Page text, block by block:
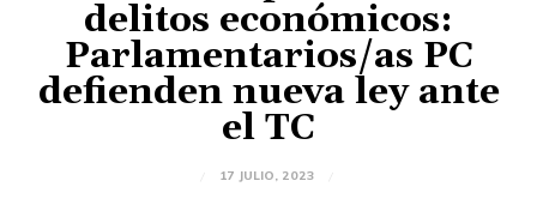
delitos económicos:
Parlamentarios/as PC
defienden nueva ley ante
el TC
17 JULIO, 2023